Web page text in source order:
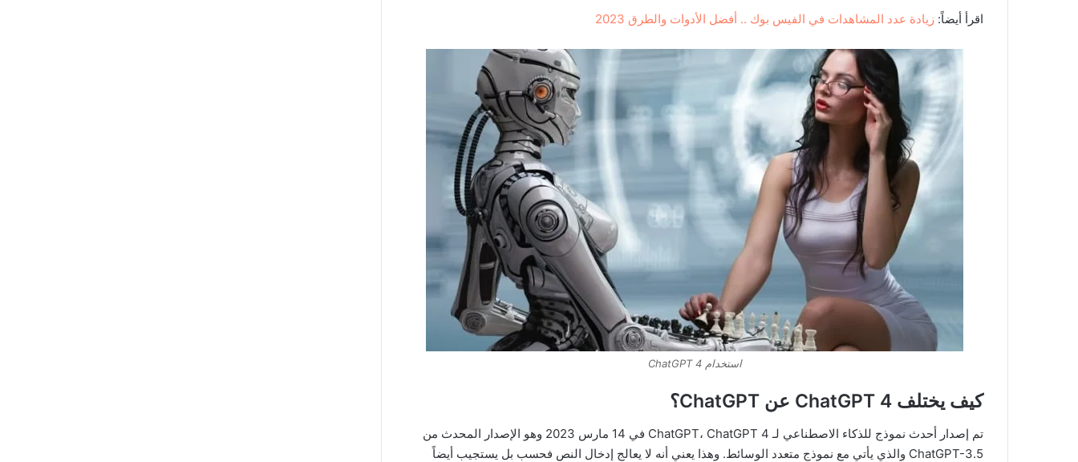
اقرأ أيضاً: زيادة عدد المشاهدات في الفيس بوك .. أفضل الأدوات والطرق 2023
استخدام ChatGPT 4
كيف يختلف ChatGPT 4 عن ChatGPT؟
تم إصدار أحدث نموذج للذكاء الاصطناعي لـ ChatGPT، ChatGPT 4 في 14 مارس 2023 وهو الإصدار المحدث من
ChatGPT-3.5 والذي يأتي مع نموذج متعدد الوسائط. وهذا يعني أنه لا يعالج إدخال النص فحسب بل يستجيب أيضاً